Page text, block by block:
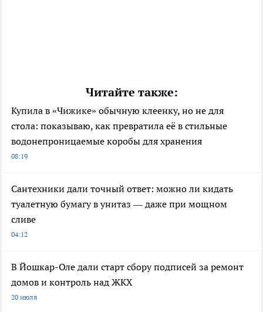
Читайте также:
Купила в «Чижике» обычную клеенку, но не для
стола: показываю, как превратила её в стильные
водонепроницаемые коробы для хранения
08:19
Сантехники дали точный ответ: можно ли кидать
туалетную бумагу в унитаз — даже при мощном
сливе
04:12
В Йошкар-Оле дали старт сбору подписей за ремонт
домов и контроль над ЖКХ
20 июля